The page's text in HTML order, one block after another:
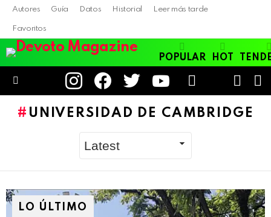
Autores Guía Datos Historial Leer más tarde
Favoritos
POPULAR HOT
instagramfacebooktwitter youtube
SKIN
UNIVERSIDAD DE CAMBRIDGE
LO ÚLTIMO